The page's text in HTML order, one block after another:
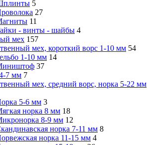
5
27
11
- винты - шайбы 4
мех 157
мех, короткий ворс 1-10 мм 54
1-10 мм 14
37
7 мм 7
мех, средний ворс, норка 5-22 мм
5-6 мм 3
норка 8 мм 18
8-9 мм 12
норка 7-11 мм 8
норка 11-15 мм 4